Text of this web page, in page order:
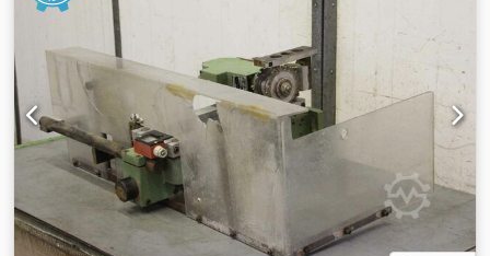
Anzahl: 2x Aggregate vorhanden -Drehzahl: 1x 1360 U/min,
1x 1250 U/min Csdogx Am Ijpfx Akvoha -Preis: pro Stück -
Abmessungen: 260/370/H510 mm / 260/370/H480 mm -
Gewicht: 22 kg/St.